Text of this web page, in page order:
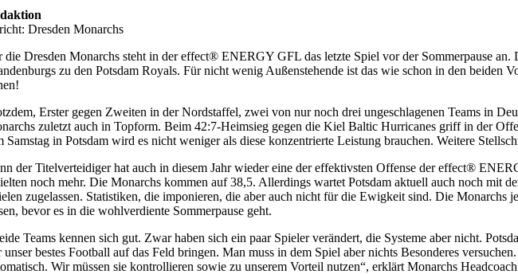
Dresden Monarchs
die Dresden Monarchs steht in der effect®️ ENERGY GFL das letzte Spiel vor der Sommerpause
zu den Potsdam Royals. Für nicht wenig Außenstehende ist das wie schon in den
Erster gegen Zweiten in der Nordstaffel, zwei von nur noch drei ungeschlagenen Teams in
zuletzt auch in Topform. Beim 42:7-Heimsieg gegen die Kiel Baltic Hurricanes griff in der
Samstag in Potsdam wird es nicht weniger als diese konzentrierte Leistung brauchen. Weitere
der Titelverteidiger hat auch in diesem Jahr wieder eine der effektivsten Offense der effect®️
noch mehr. Die Monarchs kommen auf 38,5. Allerdings wartet Potsdam aktuell auch noch mit
zugelassen. Statistiken, die imponieren, die aber auch nicht für die Ewigkeit sind. Die
bevor es in die wohlverdiente Sommerpause geht.
Teams kennen sich gut. Zwar haben sich ein paar Spieler verändert, die Systeme aber nicht.
unser bestes Football auf das Feld bringen. Man muss in dem Spiel aber nichts Besonderes
Wir müssen sie kontrollieren sowie zu unserem Vorteil nutzen“, erklärt Monarchs